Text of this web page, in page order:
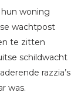
woning
wachtpost
te zitten
schildwacht
razzia’s
was.